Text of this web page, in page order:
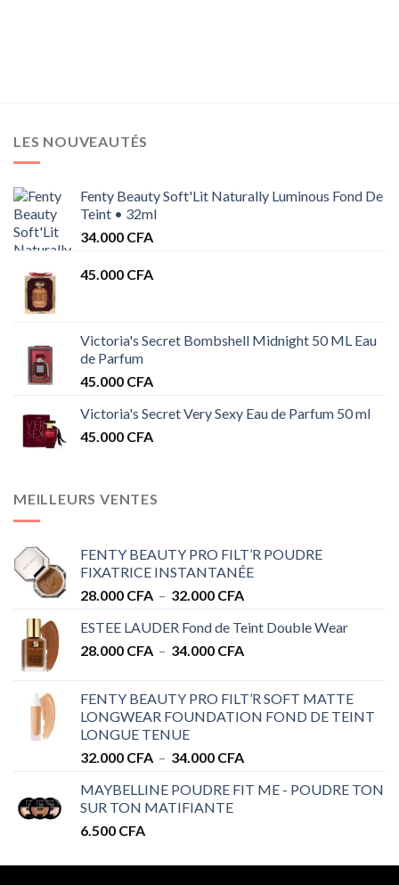
LES NOUVEAUTÉS
Fenty Beauty Soft'Lit Naturally Luminous Fond De
Teint • 32ml
34.000 CFA
45.000 CFA
Victoria's Secret Bombshell Midnight 50 ML Eau
de Parfum
45.000 CFA
Victoria's Secret Very Sexy Eau de Parfum 50 ml
45.000 CFA
MEILLEURS VENTES
FENTY BEAUTY PRO FILT’R POUDRE
FIXATRICE INSTANTANÉE
28.000 CFA – 32.000 CFAPlage
prix :
28.000 CFA
ESTEE LAUDER Fond de Teint Double Wear
28.000 CFA – 34.000 CFAPlage
28.000 CFA
à
FENTY BEAUTY PRO FILT’R SOFT MATTE
LONGWEAR FOUNDATION FOND DE TEINT
LONGUE TENUE
32.000 CFA – 34.000 CFAPlage
prix :
MAYBELLINE POUDRE FIT ME - POUDRE TON
SUR TON MATIFIANTE
6.500 CFA